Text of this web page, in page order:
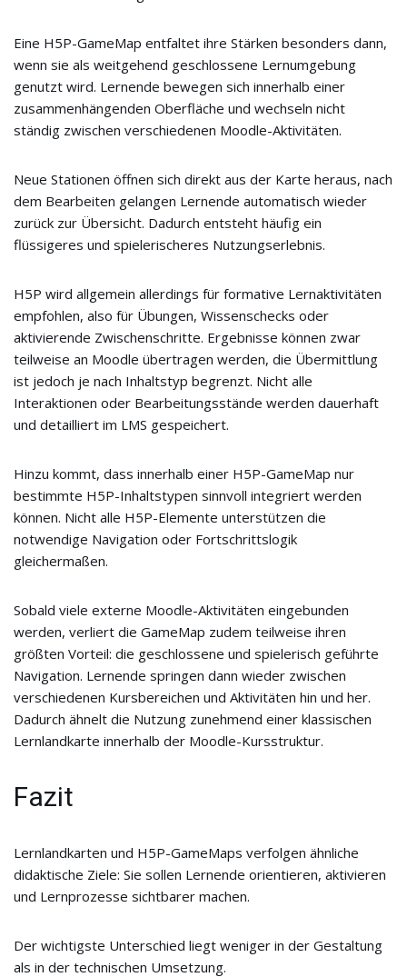
Eine H5P-GameMap entfaltet ihre Stärken besonders dann,
wenn sie als weitgehend geschlossene Lernumgebung
genutzt wird. Lernende bewegen sich innerhalb einer
zusammenhängenden Oberfläche und wechseln nicht
ständig zwischen verschiedenen Moodle-Aktivitäten.
Neue Stationen öffnen sich direkt aus der Karte heraus, nach
dem Bearbeiten gelangen Lernende automatisch wieder
zurück zur Übersicht. Dadurch entsteht häufig ein
flüssigeres und spielerischeres Nutzungserlebnis.
H5P wird allgemein allerdings für formative Lernaktivitäten
empfohlen, also für Übungen, Wissenschecks oder
aktivierende Zwischenschritte. Ergebnisse können zwar
teilweise an Moodle übertragen werden, die Übermittlung
ist jedoch je nach Inhaltstyp begrenzt. Nicht alle
Interaktionen oder Bearbeitungsstände werden dauerhaft
und detailliert im LMS gespeichert.
Hinzu kommt, dass innerhalb einer H5P-GameMap nur
bestimmte H5P-Inhaltstypen sinnvoll integriert werden
können. Nicht alle H5P-Elemente unterstützen die
notwendige Navigation oder Fortschrittslogik
gleichermaßen.
Sobald viele externe Moodle-Aktivitäten eingebunden
werden, verliert die GameMap zudem teilweise ihren
größten Vorteil: die geschlossene und spielerisch geführte
Navigation. Lernende springen dann wieder zwischen
verschiedenen Kursbereichen und Aktivitäten hin und her.
Dadurch ähnelt die Nutzung zunehmend einer klassischen
Lernlandkarte innerhalb der Moodle-Kursstruktur.
Fazit
Lernlandkarten und H5P-GameMaps verfolgen ähnliche
didaktische Ziele: Sie sollen Lernende orientieren, aktivieren
und Lernprozesse sichtbarer machen.
Der wichtigste Unterschied liegt weniger in der Gestaltung
als in der technischen Umsetzung.